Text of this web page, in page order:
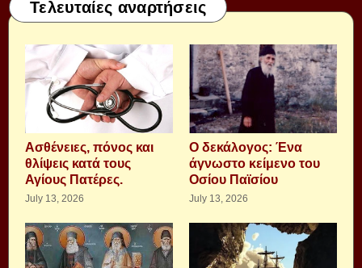
Τελευταίες αναρτήσεις
Aσθένειες, πόνος και
θλίψεις κατά τους
Αγίους Πατέρες.
July 13, 2026
Ο δεκάλογος: Ένα
άγνωστο κείμενο του
Οσίου Παϊσίου
July 13, 2026